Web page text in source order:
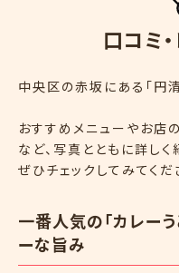
口コ ミ ・
中央区の赤坂にある「円
おすすめメニューやお店
など、写真とともに詳し
ぜひチェックしてみてくだ
一番人気の「カレーう
ーな旨み